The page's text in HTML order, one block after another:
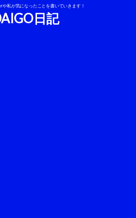
私が気になったことを書いていきます！
日記